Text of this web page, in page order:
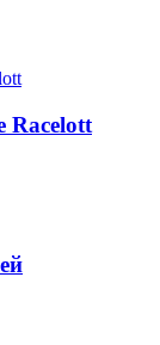
Racelott